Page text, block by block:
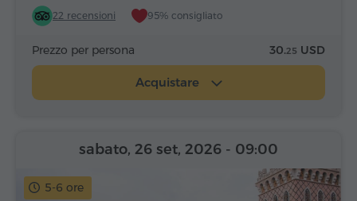
22 recensioni 95% consigliato
Prezzo per persona 30.25 USD
Acquistare
5-6 ore
sabato, 26 set, 2026 - 09:00